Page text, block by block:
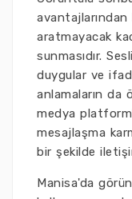
aratmayacak
sunmasıdır.
duygular ve
anlamaların da
medya
mesajlaşma
bir şekilde
Manisa'da